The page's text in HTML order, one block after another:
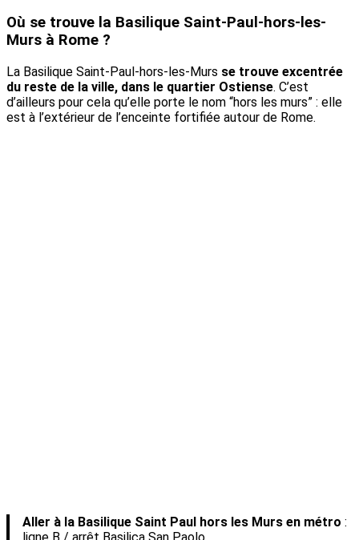
Où se trouve la Basilique Saint-Paul-hors-les-
Murs à Rome ?
La Basilique Saint-Paul-hors-les-Murs se trouve excentrée
du reste de la ville, dans le quartier Ostiense. C’est
d’ailleurs pour cela qu’elle porte le nom “hors les murs” : elle
est à l’extérieur de l’enceinte fortifiée autour de Rome.
Aller à la Basilique Saint Paul hors les Murs en métro :